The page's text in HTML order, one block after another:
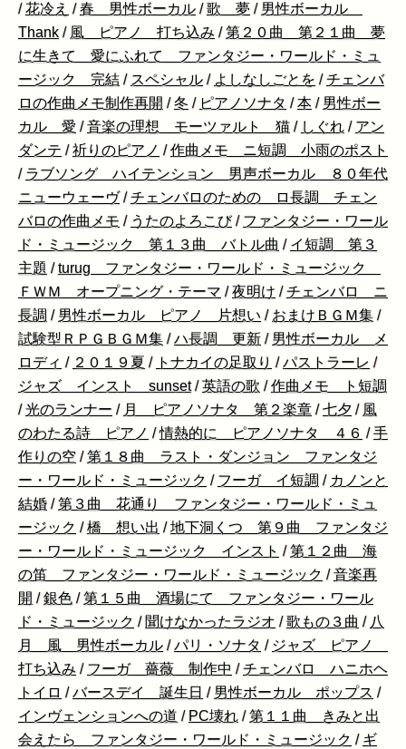
/花冷え /春 男性ボーカル /歌 夢 / 男性ボーカル
Thank / 風 ピアノ 打ち込み /第２０曲 第２１曲 夢
に生きて 愛にふれて ファンタジー・ワールド・ミュ
ージック 完結 / スペシャル / よしなしごとを /チェンバ
ロの作曲メモ制作再開 /冬 / ピアノソナタ /本 / 男性ボー
カル 愛 /音楽の理想 モーツァルト 猫 / しぐれ / アン
ダンテ /祈りのピアノ /作曲メモ ニ短調 小雨のポスト
/ ラブソング ハイテンション 男声ボーカル ８０年代
ニューウェーヴ /チェンバロのための ロ長調 チェン
バロの作曲メモ / うたのよろこび / ファンタジー・ワール
ド・ミュージック 第１３曲 バトル曲 / イ短調 第３
主題 /turug ファンタジー・ワールド・ミュージック
ＦＷＭ オープニング・テーマ /夜明け /チェンバロ ニ
長調 / 男性ボーカル ピアノ 片想い / おまけＢＧＭ集 /
試験型ＲＰＧＢＧＭ集 /ハ長調 更新 / 男性ボーカル メ
ロディ / ２０１９夏 / トナカイの足取り /パストラーレ /
ジャズ インスト sunset /英語の歌 /作曲メモ ト短調
/光のランナー / 月 ピアノソナタ 第２楽章 /七夕 / 風
のわたる詩 ピアノ /情熱的に ピアノソナタ ４６ /手
作りの空 /第１８曲 ラスト・ダンジョン ファンタジ
ー・ワールド・ミュージック / フーガ イ短調 / カノンと
結婚 /第３曲 花通り ファンタジー・ワールド・ミュ
ージック /橋 想い出 /地下洞くつ 第９曲 ファンタジ
ー・ワールド・ミュージック インスト /第１２曲 海
の笛 ファンタジー・ワールド・ミュージック /音楽再
開 /銀色 /第１５曲 酒場にて ファンタジー・ワール
ド・ミュージック / 聞けなかったラジオ /歌もの３曲 / 八
月 風 男性ボーカル /パリ・ソナタ / ジャズ ピアノ
打ち込み / フーガ 薔薇 制作中 /チェンバロ ハニホヘ
トイロ /バースデイ 誕生日 / 男性ボーカル ポップス /
インヴェンションへの道 / PC壊れ /第１１曲 きみと出
会えたら ファンタジー・ワールド・ミュージック / ギ